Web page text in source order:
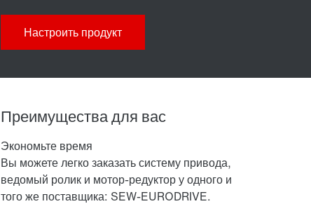
Настроить продукт
Преимущества для вас
Экономьте время
Вы можете легко заказать систему привода,
ведомый ролик и мотор-редуктор у одного и
того же поставщика: SEW-EURODRIVE.